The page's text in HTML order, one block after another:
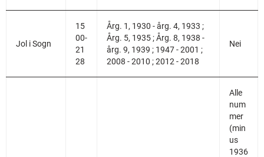
Jol i Sogn
15
00-
21
28
Årg. 1, 1930 - årg. 4, 1933 ;
Årg. 5, 1935 ; Årg. 8, 1938 -
årg. 9, 1939 ; 1947 - 2001 ;
2008 - 2010 ; 2012 - 2018
Nei
Alle
num
mer
(min
us
1936